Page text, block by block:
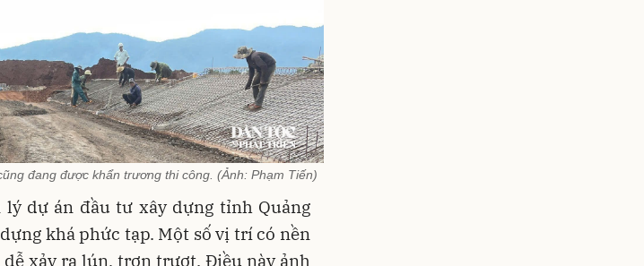
đang được khẩn trương thi công. (Ảnh: Phạm Tiến)
lý dự án đầu tư xây dựng tỉnh Quảng
khá phức tạp. Một số vị trí có nền
xảy ra lún, trơn trượt. Điều này ảnh